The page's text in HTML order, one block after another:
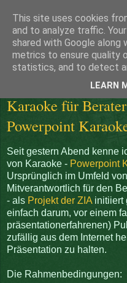
Shu Ha Ri
Karaoke für
Powerpoint
Seit gestern Abend kenne
von Karaoke - Powerpoint
Ursprünglich im Umfeld
Mitverantwortlich für den
- als Projekt der ZIA initiiert
einfach darum, vor einem
präsentationerfahrenen)
zufällig aus dem Internet
Präsentation zu halten.
Die Rahmenbedingungen:
This site uses cookies
and to analyze traffic.
shared with Google
metrics to ensure quality
statistics, and to detect
LEARN